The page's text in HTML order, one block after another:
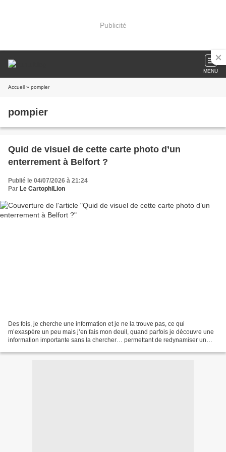
Publicité
MENU
Accueil » pompier
pompier
Quid de visuel de cette carte photo d’un
enterrement à Belfort ?
Publié le 04/07/2026 à 21:24
Par Le CartophiLion
Des fois, je cherche une information et je ne la trouve pas, ce qui
m’exaspère un peu mais j’en fais mon deuil, quand parfois je découvre une
information importante sans la chercher… permettant de redynamiser un